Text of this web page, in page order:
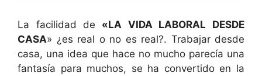
La facilidad de «LA VIDA LABORAL DESDE
CASA» ¿es real o no es real?. Trabajar desde
casa, una idea que hace no mucho parecía una
fantasía para muchos, se ha convertido en la